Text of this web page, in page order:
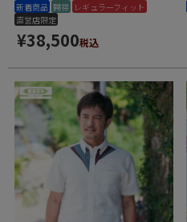
新着商品 開襟 レギュラーフィット
直営店限定
¥38,500税込